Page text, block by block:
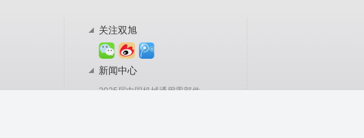
关注双旭
新闻中心
2025届中国机械通用零部件